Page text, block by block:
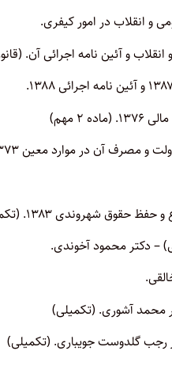
و انقلاب در امور کیفری.
و آئین نامه اجرائی آن.
۲ مهم)
آن در موارد معین ۱۳۷۳. (ماده ۳ مهم)
شهروندی ۱۳۸۳. (تکمیلی)
رجب گلدوست جویباری. (تکمیلی)